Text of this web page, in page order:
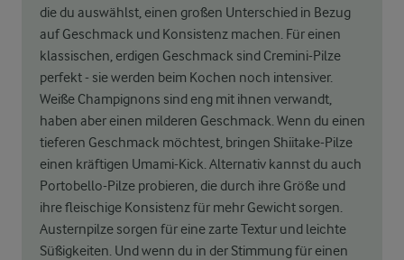
die du auswählst, einen großen Unterschied in Bezug
auf Geschmack und Konsistenz machen. Für einen
klassischen, erdigen Geschmack sind Cremini-Pilze
perfekt - sie werden beim Kochen noch intensiver.
Weiße Champignons sind eng mit ihnen verwandt,
haben aber einen milderen Geschmack. Wenn du einen
tieferen Geschmack möchtest, bringen Shiitake-Pilze
einen kräftigen Umami-Kick. Alternativ kannst du auch
Portobello-Pilze probieren, die durch ihre Größe und
ihre fleischige Konsistenz für mehr Gewicht sorgen.
Austernpilze sorgen für eine zarte Textur und leichte
Süßigkeiten. Und wenn du in der Stimmung für einen